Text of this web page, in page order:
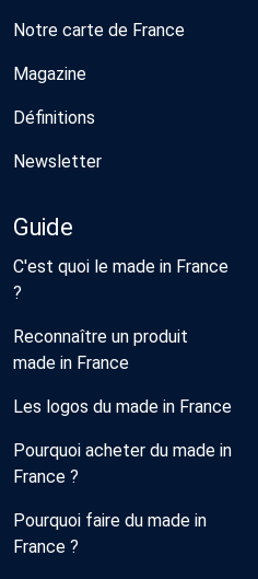
Notre carte de France
Magazine
Définitions
Newsletter
Guide
C'est quoi le made in France
?
Reconnaître un produit
made in France
Les logos du made in France
Pourquoi acheter du made in
France ?
Pourquoi faire du made in
France ?